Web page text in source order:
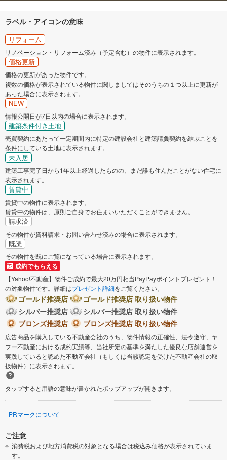
ラベル・アイコンの意味
リフォーム
リノベーション・リフォーム済み（予定含む）の物件に表示されます。
価格更新
価格の更新があった物件です。
複数の価格が表示されている物件に関しましてはそのうちの１つ以上に更新が
あった場合に表示されます。
NEW
情報公開日が7日以内の場合に表示されます。
建築条件付き土地
売買契約にあたって一定期間内に特定の建設会社と建築請負契約を結ぶことを
条件にしている土地に表示されます。
未入居
建築工事完了日から1年以上経過したものの、まだ誰も住んだことがない住宅に
表示されます。
賃貸中
賃貸中の物件に表示されます。
賃貸中の物件は、原則ご自身でお住まいいただくことができません。
請求済
その物件が資料請求・お問い合わせ済みの場合に表示されます。
既読
その物件を既にご覧になっている場合に表示されます。
成約でもらえる
【Yahoo!不動産】物件ご成約で最大20万円相当PayPayポイントプレゼント！
の対象物件です。詳細はプレゼント詳細をご覧ください。
ゴールド推奨店
ゴールド推奨店 取り扱い物件
シルバー推奨店
シルバー推奨店 取り扱い物件
ブロンズ推奨店
ブロンズ推奨店 取り扱い物件
広告商品を購入している不動産会社のうち、物件情報の正確性、法令遵守、ヤ
フー不動産における成約実績等、当社所定の基準を満たした優良な店舗運営を
実践していると認めた不動産会社（もしくは当該認定を受けた不動産会社の取
扱物件）に表示されます。
タップすると用語の意味が書かれたポップアップが開きます。
PRマークについて
ご注意
消費税および地方消費税の対象となる場合は税込み価格が表示されていま
す。